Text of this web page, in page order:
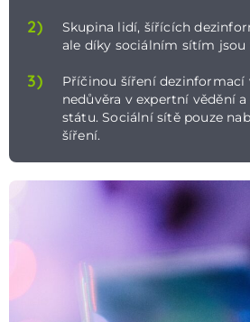
2)
Skupina lidí, šířících
ale díky sociálním sítím
3)
Příčinou šíření dezinformací
nedůvěra v expertní vědění
státu. Sociální sítě pouze
šíření.